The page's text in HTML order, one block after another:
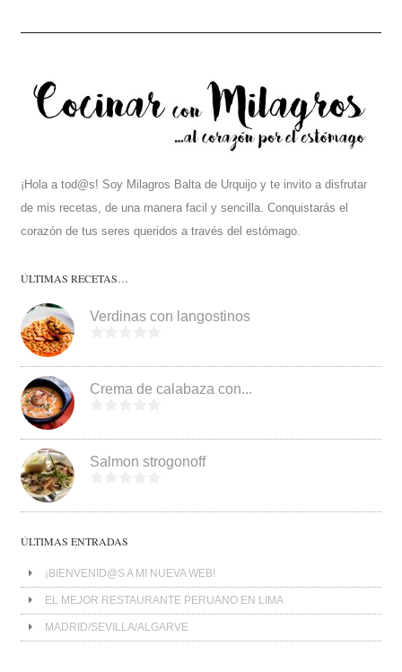
¡Hola a tod@s! Soy Milagros Balta de Urquijo y te invito a disfrutar
de mis recetas, de una manera facil y sencilla. Conquistarás el
corazón de tus seres queridos a través del estómago.
ÚLTIMAS RECETAS…
Verdinas con langostinos
Crema de calabaza con...
Salmon strogonoff
ÚLTIMAS ENTRADAS
¡BIENVENID@S A MI NUEVA WEB!
EL MEJOR RESTAURANTE PERUANO EN LIMA
MADRID/SEVILLA/ALGARVE